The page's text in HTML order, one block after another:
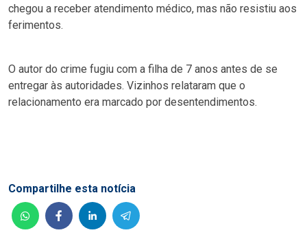
chegou a receber atendimento médico, mas não resistiu aos
ferimentos.
O autor do crime fugiu com a filha de 7 anos antes de se
entregar às autoridades. Vizinhos relataram que o
relacionamento era marcado por desentendimentos.
Compartilhe esta notícia